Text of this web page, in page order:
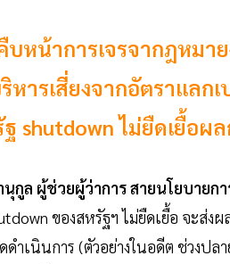
หน้าการเจรจากฎหม
ารเสี่ยงจากอัตราแลก
shutdown ไม่ยืดเยื้อผ
ล ผู้ช่วยผู้ว่าการ สายนโยบายก
ของสหรัฐฯ ไม่ยืดเยื้อ จะส่ง
ำเนินการ (ตัวอย่างในอดีต ช่วงป